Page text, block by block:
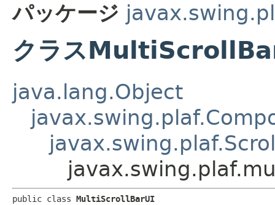
パッケージ
クラス
java.lang.Object
public class MultiScrollBarUI